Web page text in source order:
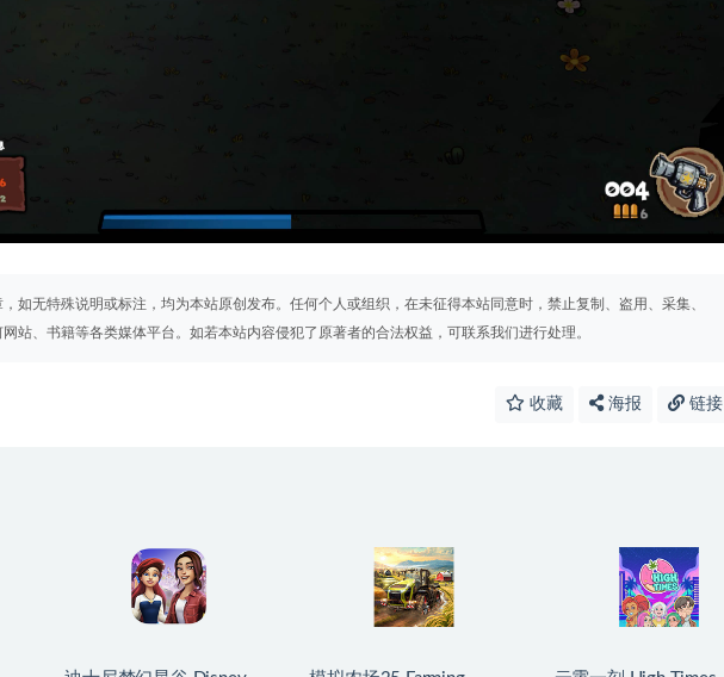
如无特殊说明或标注，均为本站原创发布。任何个人或组织，在未征得本站同意时，禁止复制、盗用、采集、
站、书籍等各类媒体平台。如若本站内容侵犯了原著者的合法权益，可联系我们进行处理。
收藏 海报 链接